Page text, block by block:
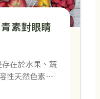
素對眼睛
在於水果、蔬
性天然色素…